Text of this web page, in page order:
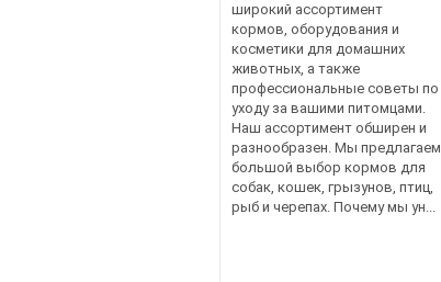
широкий ассортимент
кормов, оборудования и
косметики для домашних
животных, а также
профессиональные советы по
уходу за вашими питомцами.
Наш ассортимент обширен и
разнообразен. Мы предлагаем
большой выбор кормов для
собак, кошек, грызунов, птиц,
рыб и черепах. Почему мы ун...